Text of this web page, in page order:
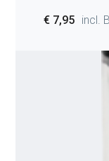
€ 7,95 incl.